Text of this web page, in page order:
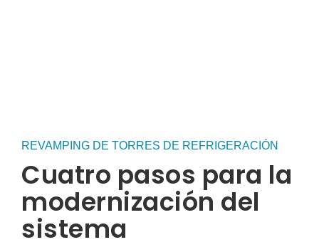
REVAMPING DE TORRES DE REFRIGERACIÓN
Cuatro pasos para la
modernización del
sistema